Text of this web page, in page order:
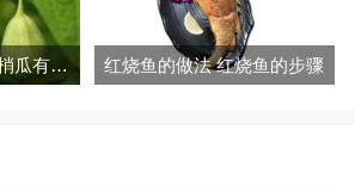
梢瓜怎么做好吃 地梢瓜有什么功效 红烧鱼的做法 红烧鱼的步骤